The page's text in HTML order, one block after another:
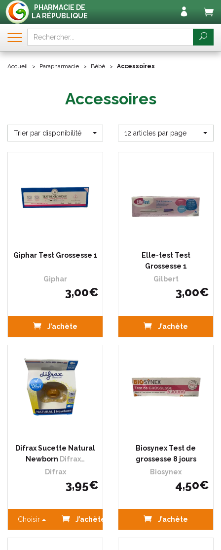
PHARMACIE DE
LA RÉPUBLIQUE
Accueil Parapharmacie Bébé Accessoires
Accessoires
Trier par disponibilité 12 articles par page
Giphar Test Grossesse 1
Giphar
3,00€
J’achète
Elle-test Test
Grossesse 1
Gilbert
3,00€
J’achète
Difrax Sucette Natural
Newborn Difrax…
Difrax
3,95€
Choisir J’achète
Biosynex Test de
grossesse 8 jours
Biosynex
4,50€
J’achète